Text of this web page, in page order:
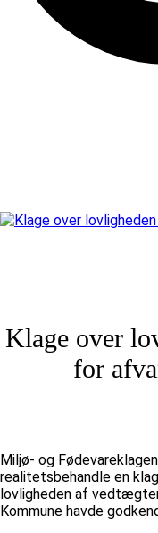
Klage over
for
Miljø- og
realitetsbehandle en
lovligheden af
Kommune havde